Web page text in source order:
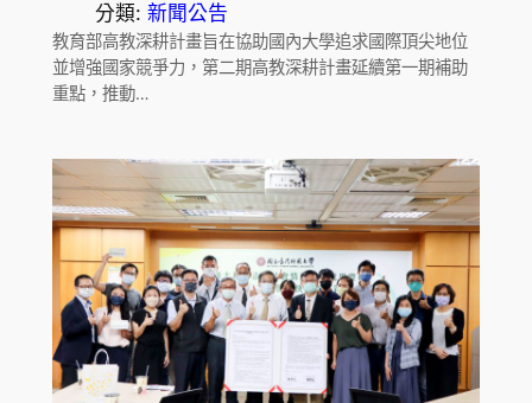
分類: 新聞公告
教育部高教深耕計畫旨在協助國內大學追求國際頂尖地位
並增強國家競爭力，第二期高教深耕計畫延續第一期補助
重點，推動…